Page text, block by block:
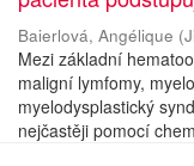
Baierlová, Angélique (
Mezi základní
maligní lymfomy,
myelodysplastický
nejčastěji pomocí